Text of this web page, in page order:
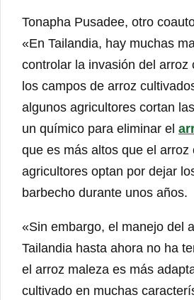
Tonapha Pusadee, otro
«En Tailandia, hay muchas
controlar la invasión del arroz
los campos de arroz
algunos agricultores cortan
un químico para eliminar el
que es más altos que el arroz
agricultores optan por dejar
barbecho durante unos años.
«Sin embargo, el manejo del
Tailandia hasta ahora no ha
el arroz maleza es más
cultivado en muchas